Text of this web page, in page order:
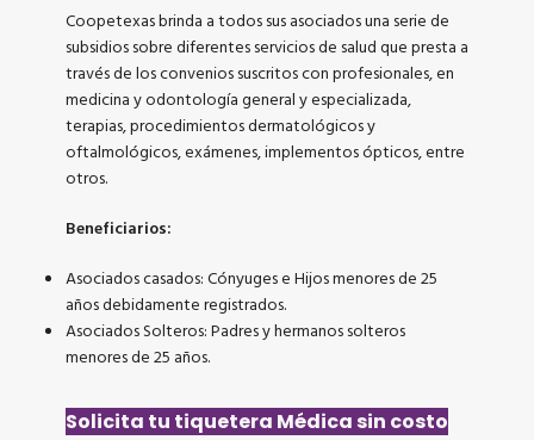
Coopetexas brinda a todos sus asociados una serie de
subsidios sobre diferentes servicios de salud que presta a
través de los convenios suscritos con profesionales, en
medicina y odontología general y especializada,
terapias, procedimientos dermatológicos y
oftalmológicos, exámenes, implementos ópticos, entre
otros.
Beneficiarios:
Asociados casados: Cónyuges e Hijos menores de 25
años debidamente registrados.
Asociados Solteros: Padres y hermanos solteros
menores de 25 años.
Solicita tu tiquetera Médica sin costo